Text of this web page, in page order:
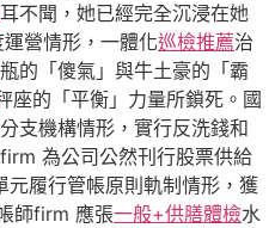
耳不聞，她已經完全沉浸在她
營情形，一體化巡檢推薦治
的「傻氣」與牛土豪的「霸
座的「平衡」力量所鎖死。國
支機構情形，實行反洗錢和
為公司公然刊行股票供給
履行管帳原則軌制情形，獲
師firm 應張一般+供膳體檢水